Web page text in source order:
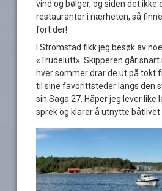
vind og bølger, og siden det ikke
restauranter i nærheten, så
fort der!
I Strömstad fikk jeg besøk av
«Trudelutt». Skipperen går snart
hver sommer drar de ut på tokt
til sine favorittsteder langs den
sin Saga 27. Håper jeg lever like
sprek og klarer å utnytte båtlivet